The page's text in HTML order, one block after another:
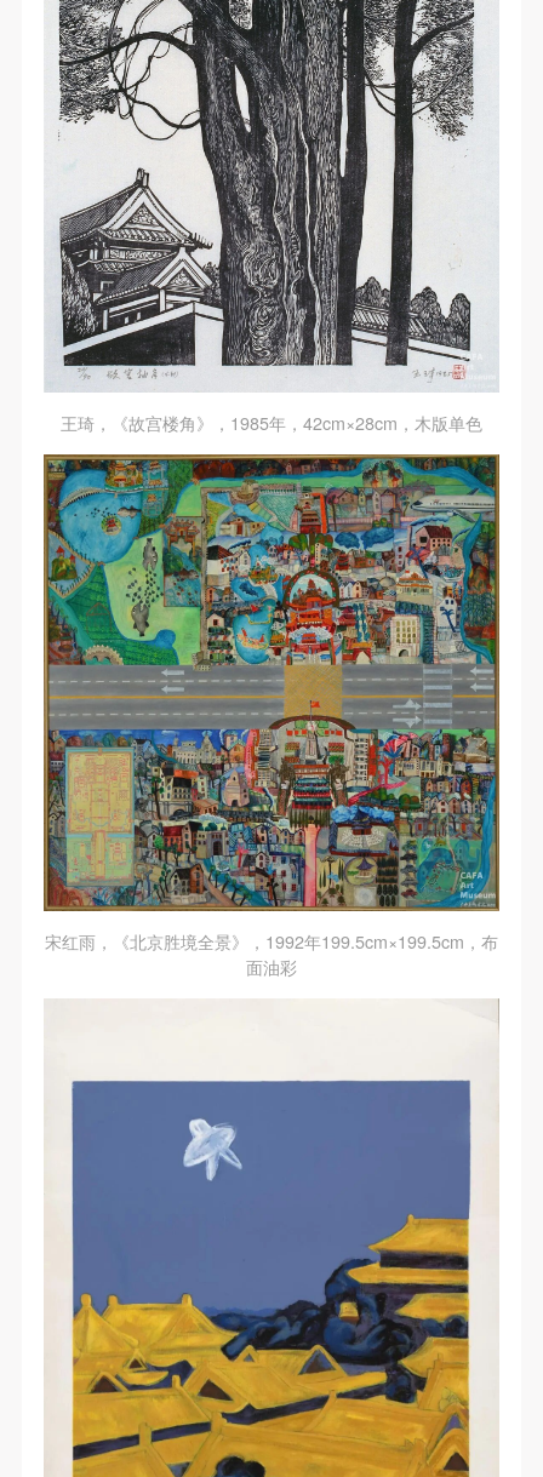
王琦，《故宫楼角》，1985年，42cm×28cm，木版单色
宋红雨，《北京胜境全景》，1992年199.5cm×199.5cm，布
面油彩
快捷登录 帐号密码登录
手机号码
发送验证码
手机号码将作为您的登录账号
验证码
登录
可使用雅昌艺术网会员账户登录